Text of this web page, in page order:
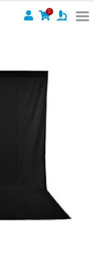
0